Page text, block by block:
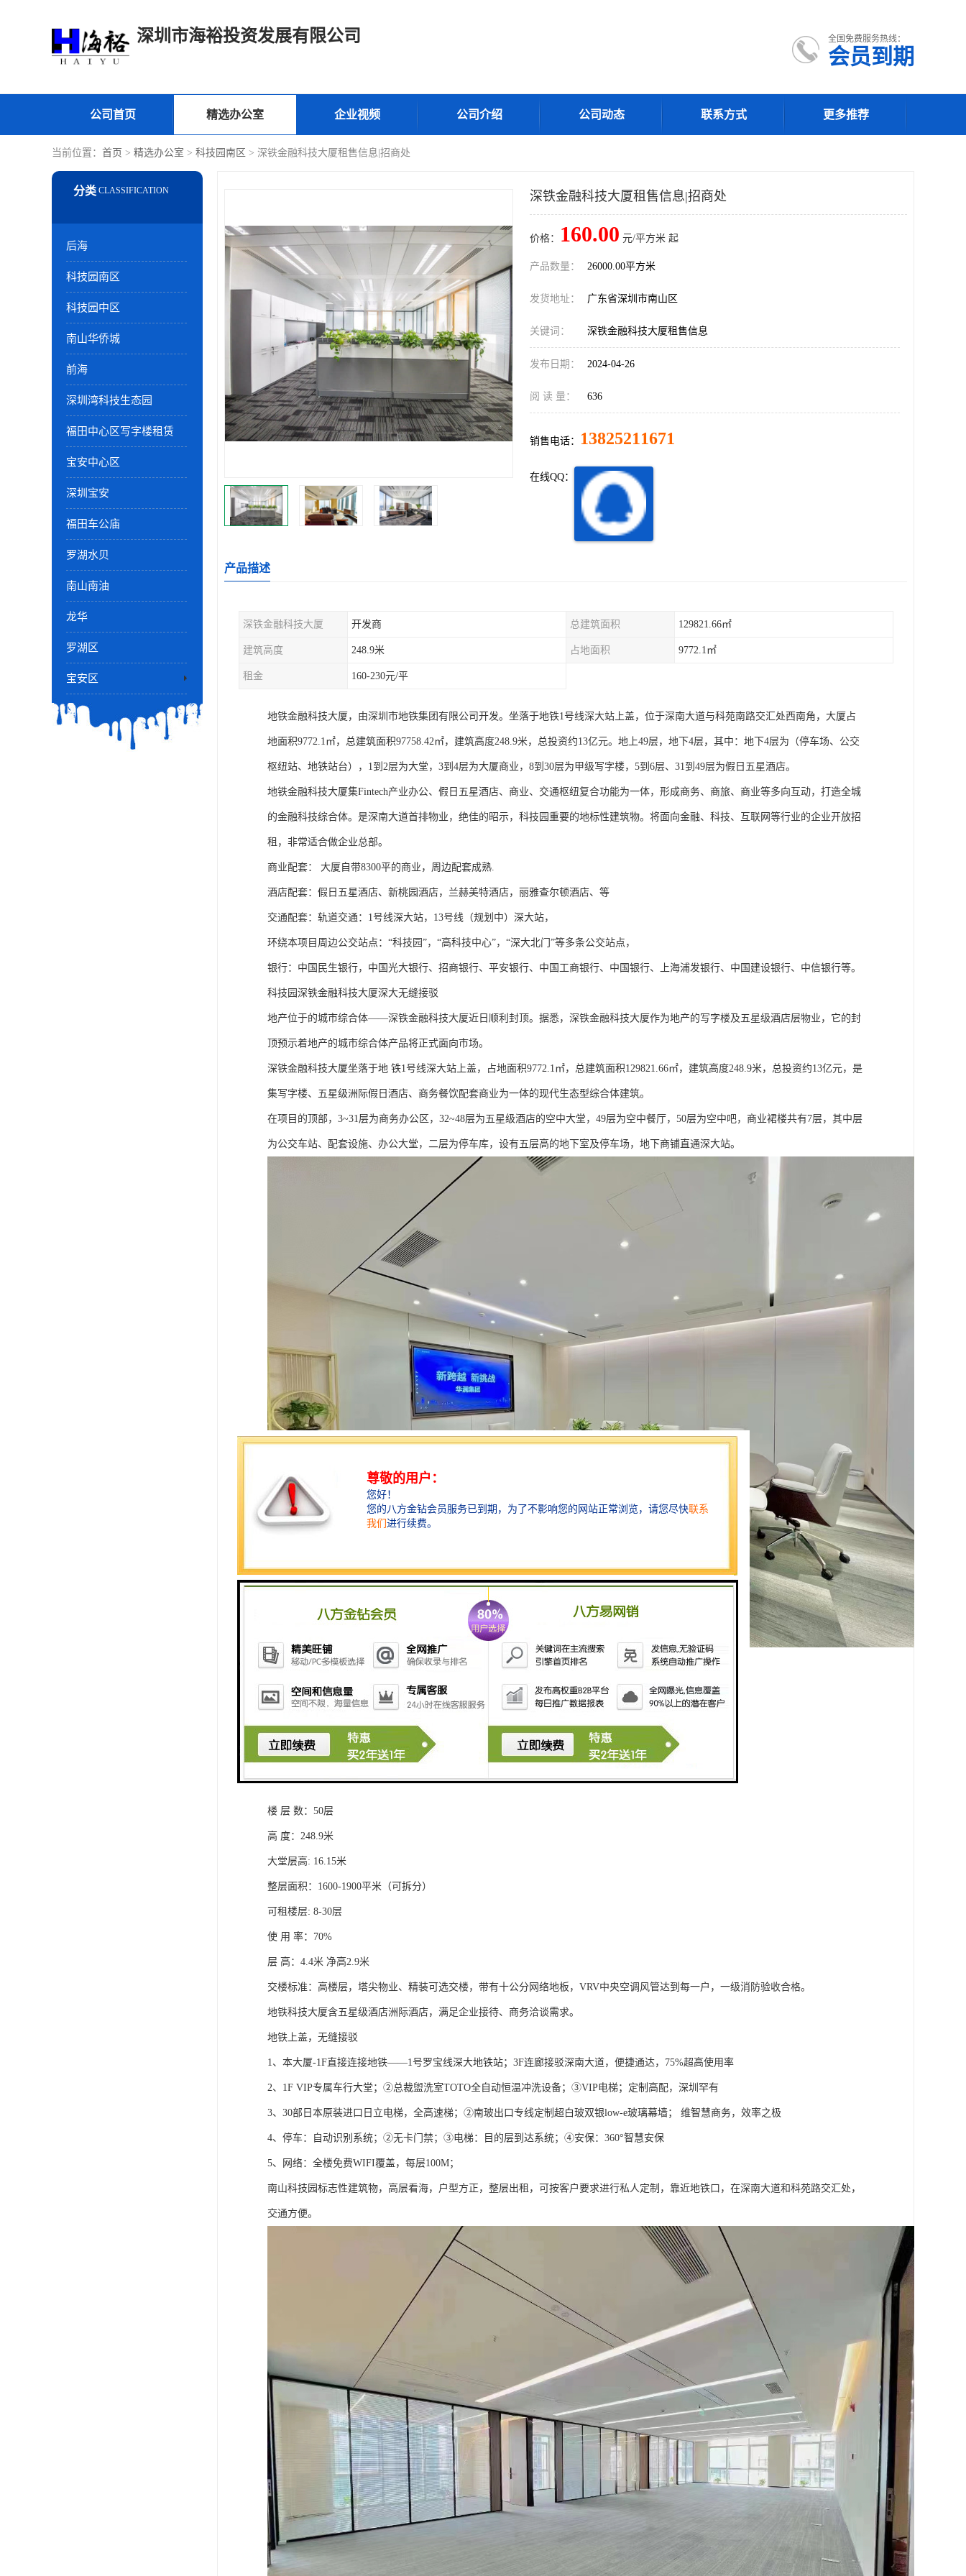
深圳市海裕投资发展有限公司 全国免费服务热线：
会员到期
公司首页 精选办公室 企业视频 公司介绍 公司动态 联系方式 更多推荐
当前位置： 首页 > 精选办公室 > 科技园南区 > 深铁金融科技大厦租售信息|招商处
后海
科技园南区
科技园中区
南山华侨城
前海
深圳湾科技生态园
福田中心区写字楼租赁
宝安中心区
深圳宝安
福田车公庙
罗湖水贝
南山南油
龙华
罗湖区
宝安区
深铁金融科技大厦租售信息|招商处
价格： 160.00 元/平方米 起
产品数量： 26000.00平方米
发货地址： 广东省深圳市南山区
关键词： 深铁金融科技大厦租售信息
发布日期： 2024-04-26
阅 读 量： 636
销售电话： 13825211671
在线QQ：
产品描述
深铁金融科技大厦 开发商 总建筑面积 129821.66㎡
建筑高度 248.9米 占地面积 9772.1㎡
租金 160-230元/平
地铁金融科技大厦，由深圳市地铁集团有限公司开发。坐落于地铁1号线深大站上盖，位于深南大道与科苑南路交汇处西南角，大厦占
地面积9772.1㎡，总建筑面积97758.42㎡，建筑高度248.9米，总投资约13亿元。地上49层，地下4层，其中：地下4层为（停车场、公交
枢纽站、地铁站台），1到2层为大堂，3到4层为大厦商业，8到30层为甲级写字楼，5到6层、31到49层为假日五星酒店。
地铁金融科技大厦集Fintech产业办公、假日五星酒店、商业、交通枢纽复合功能为一体，形成商务、商旅、商业等多向互动，打造全城
的金融科技综合体。是深南大道首排物业，绝佳的昭示，科技园重要的地标性建筑物。将面向金融、科技、互联网等行业的企业开放招
租，非常适合做企业总部。
商业配套： 大厦自带8300平的商业，周边配套成熟.
酒店配套：假日五星酒店、新桃园酒店，兰赫美特酒店，丽雅查尔顿酒店、等
交通配套：轨道交通：1号线深大站，13号线（规划中）深大站，
环绕本项目周边公交站点：“科技园”，“高科技中心”，“深大北门”等多条公交站点，
银行：中国民生银行，中国光大银行、招商银行、平安银行、中国工商银行、中国银行、上海浦发银行、中国建设银行、中信银行等。
科技园深铁金融科技大厦深大无缝接驳
地产位于的城市综合体——深铁金融科技大厦近日顺利封顶。据悉，深铁金融科技大厦作为地产的写字楼及五星级酒店层物业，它的封
顶预示着地产的城市综合体产品将正式面向市场。
深铁金融科技大厦坐落于地 铁1号线深大站上盖，占地面积9772.1㎡，总建筑面积129821.66㎡，建筑高度248.9米，总投资约13亿元，是
集写字楼、五星级洲际假日酒店、商务餐饮配套商业为一体的现代生态型综合体建筑。
在项目的顶部，3~31层为商务办公区，32~48层为五星级酒店的空中大堂，49层为空中餐厅，50层为空中吧，商业裙楼共有7层，其中层
为公交车站、配套设施、办公大堂，二层为停车库，设有五层高的地下室及停车场，地下商铺直通深大站。
开 发 商：深圳地铁集团
项目地址：深南大道与科苑大道交汇处
交 通：地铁1/13号线深大站
物业公司：地铁集团物业
空 调：VAV变风量系统
楼 层 数：50层
高 度：248.9米
大堂层高: 16.15米
整层面积：1600-1900平米（可拆分）
可租楼层: 8-30层
使 用 率：70%
层 高：4.4米 净高2.9米
交楼标准：高楼层，塔尖物业、精装可选交楼，带有十公分网络地板，VRV中央空调风管达到每一户，一级消防验收合格。
地铁科技大厦含五星级酒店洲际酒店，满足企业接待、商务洽谈需求。
地铁上盖，无缝接驳
1、本大厦-1F直接连接地铁——1号罗宝线深大地铁站；3F连廊接驳深南大道，便捷通达，75%超高使用率
2、1F VIP专属车行大堂；②总裁盥洗室TOTO全自动恒温冲洗设备；③VIP电梯；定制高配，深圳罕有
3、30部日本原装进口日立电梯，全高速梯；②南玻出口专线定制超白玻双银low-e玻璃幕墙； 维智慧商务，效率之极
4、停车：自动识别系统；②无卡门禁；③电梯：目的层到达系统；④安保：360°智慧安保
5、网络：全楼免费WIFI覆盖，每层100M；
南山科技园标志性建筑物，高层看海，户型方正，整层出租，可按客户要求进行私人定制，靠近地铁口，在深南大道和科苑路交汇处，
交通方便。